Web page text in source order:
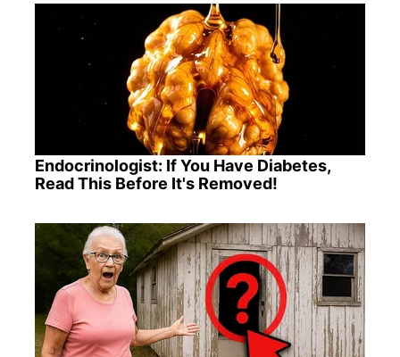
Endocrinologist: If You Have Diabetes,
Read This Before It's Removed!